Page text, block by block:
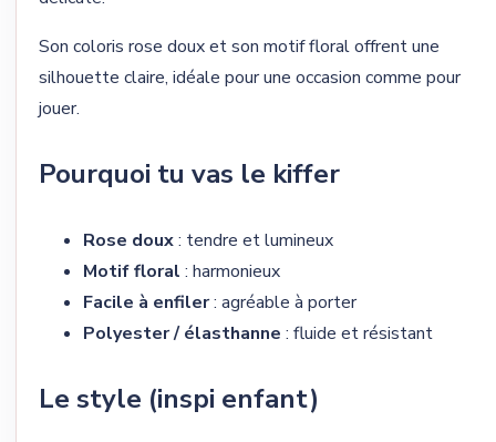
Son coloris rose doux et son motif floral offrent une
silhouette claire, idéale pour une occasion comme pour
jouer.
Pourquoi tu vas le kiffer
Rose doux: tendre et lumineux
Motif floral : harmonieux
Facile à enfiler: agréable à porter
Polyester / élasthanne : fluide et résistant
Le style (inspi enfant)